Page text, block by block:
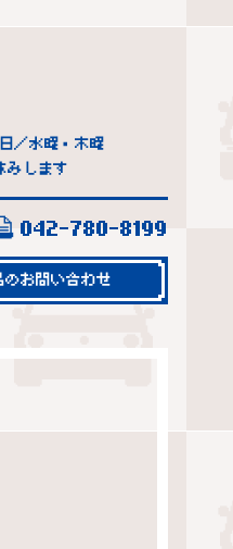
／水曜・木曜
みします
042-780-8199
のお問い合わせ